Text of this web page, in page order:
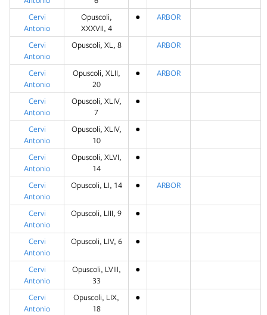
Cervi
Antonio
Opuscoli,
XXXVII, 4
● ARBOR
Cervi
Antonio
Opuscoli, XL, 8 ARBOR
Cervi
Antonio
Opuscoli, XLII,
20
● ARBOR
Cervi
Antonio
Opuscoli, XLIV,
7
●
Cervi
Antonio
Opuscoli, XLIV,
10
●
Cervi
Antonio
Opuscoli, XLVI,
14
●
Cervi
Antonio
Opuscoli, LI, 14 ● ARBOR
Cervi
Antonio
Opuscoli, LIII, 9 ●
Cervi
Antonio
Opuscoli, LIV, 6 ●
Cervi
Antonio
Opuscoli, LVIII,
33
●
Cervi
Antonio
Opuscoli, LIX,
18
●